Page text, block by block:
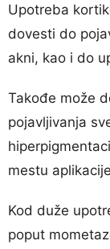
Upotreba
dovesti do
akni, kao i do
Takođe može
pojavljivanja
mestu
Kod duže
poput